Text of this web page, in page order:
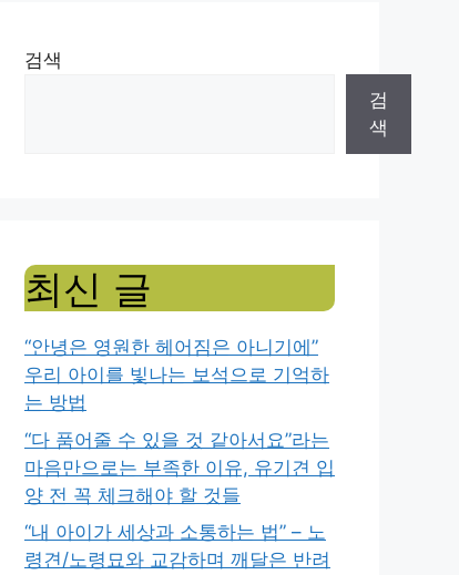
검색
검
색
최신 글
“안녕은 영원한 헤어짐은 아니기에”
우리 아이를 빛나는 보석으로 기억하
는 방법
“다 품어줄 수 있을 것 같아서요”라는
마음만으로는 부족한 이유, 유기견 입
양 전 꼭 체크해야 할 것들
“내 아이가 세상과 소통하는 법” – 노
령견/노령묘와 교감하며 깨달은 반려